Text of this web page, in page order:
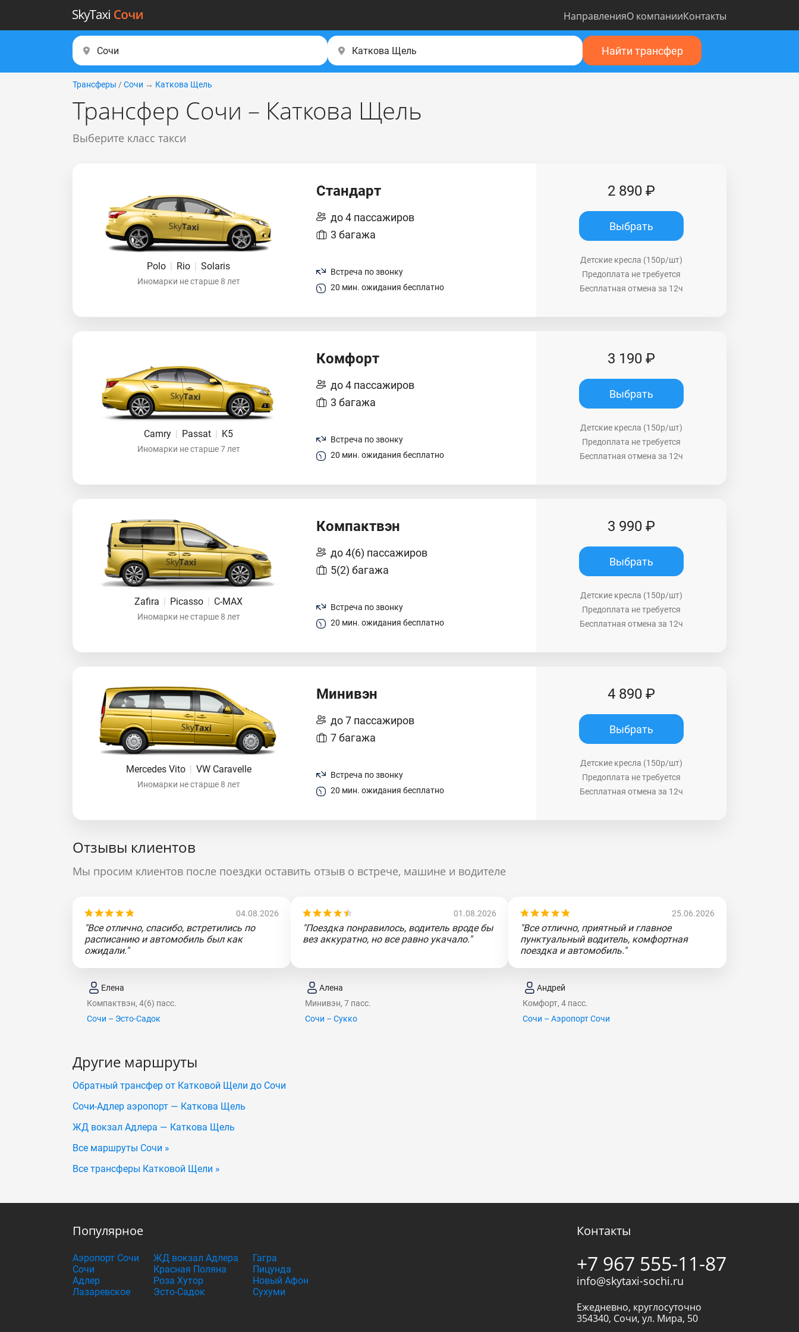
НаправленияО компанииКонтакты
Найти трансфер
Трансферы / Сочи → Каткова Щель
Трансфер Сочи – Каткова Щель
Выберите класс такси
Polo | Rio | Solaris
Иномарки не старше 8 лет
Стандарт
до 4 пассажиров
3 багажа
Встреча по звонку
20 мин. ожидания бесплатно
2 890 ₽
Выбрать
Детские кресла (150р/шт)
Предоплата не требуется
Бесплатная отмена за 12ч
Camry | Passat | K5
Иномарки не старше 7 лет
Комфорт
до 4 пассажиров
3 багажа
Встреча по звонку
20 мин. ожидания бесплатно
3 190 ₽
Выбрать
Детские кресла (150р/шт)
Предоплата не требуется
Бесплатная отмена за 12ч
Zafira | Picasso | C-MAX
Иномарки не старше 8 лет
Компактвэн
до 4(6) пассажиров
5(2) багажа
Встреча по звонку
20 мин. ожидания бесплатно
3 990 ₽
Выбрать
Детские кресла (150р/шт)
Предоплата не требуется
Бесплатная отмена за 12ч
Mercedes Vito | VW Caravelle
Иномарки не старше 8 лет
Минивэн
до 7 пассажиров
7 багажа
Встреча по звонку
20 мин. ожидания бесплатно
4 890 ₽
Выбрать
Детские кресла (150р/шт)
Предоплата не требуется
Бесплатная отмена за 12ч
Отзывы клиентов
Мы просим клиентов после поездки оставить отзыв о встрече, машине и водителе
04.08.2026
"Все отлично, спасибо, встретились по
расписанию и автомобиль был как
ожидали."
Елена
Компактвэн, 4(6) пасс.
Сочи – Эсто-Садок
01.08.2026
"Поездка понравилось, водитель вроде бы
вез аккуратно, но все равно укачало."
Алена
Минивэн, 7 пасс.
Сочи – Сукко
25.06.2026
"Все отлично, приятный и главное
пунктуальный водитель, комфортная
поездка и автомобиль."
Андрей
Комфорт, 4 пасс.
Сочи – Аэропорт Сочи
Другие маршруты
Обратный трансфер от Катковой Щели до Сочи
Сочи-Адлер аэропорт — Каткова Щель
ЖД вокзал Адлера — Каткова Щель
Все маршруты Сочи »
Все трансферы Катковой Щели »
Популярное
Аэропорт Сочи
Сочи
Адлер
Лазаревское
ЖД вокзал Адлера
Красная Поляна
Роза Хутор
Эсто-Садок
Гагра
Пицунда
Новый Афон
Сухуми
Контакты
+7 967 555-11-87
info@skytaxi-sochi.ru
Ежедневно, круглосуточно
354340, Сочи, ул. Мира, 50